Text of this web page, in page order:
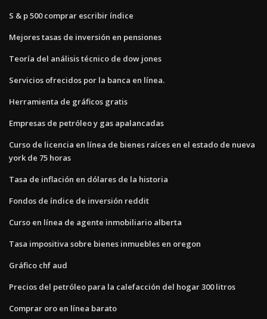
S & p 500 comprar escribir índice
Mejores tasas de inversión en pensiones
Teoría del análisis técnico de dow jones
Servicios ofrecidos por la banca en línea.
Herramienta de gráficos gratis
Empresas de petróleo y gas apalancadas
Curso de licencia en línea de bienes raíces en el estado de nueva
york de 75 horas
Tasa de inflación en dólares de la historia
Fondos de índice de inversión reddit
Curso en línea de agente inmobiliario alberta
Tasa impositiva sobre bienes inmuebles en oregon
Gráfico chf aud
Precios del petróleo para la calefacción del hogar 300 litros
Comprar oro en línea barato